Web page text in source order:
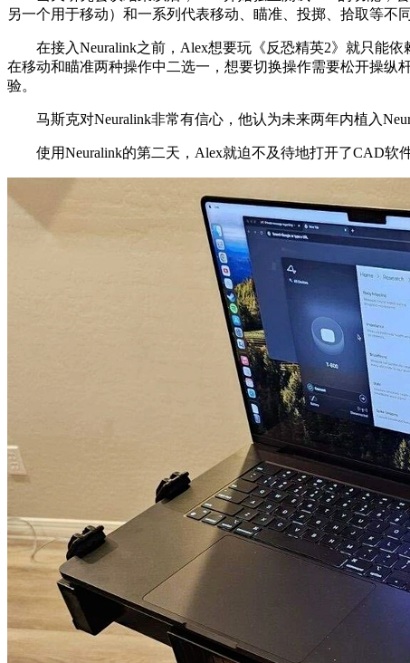
另一个用于移动）和一系列代表移动、瞄准、投掷、拾取等不
在接入Neuralink之前，Alex想要玩《反恐精英2》就只能依
在移动和瞄准两种操作中二选一，想要切换操作需要松开操纵
验。
马斯克对Neuralink非常有信心，他认为未来两年内植入
使用Neuralink的第二天，Alex就迫不及待地打开了CAD软件